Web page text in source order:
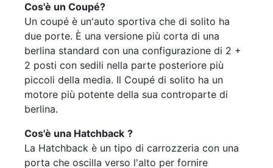
Cos'è un Coupé?
Un coupé è un'auto sportiva che di solito ha
due porte. È una versione più corta di una
berlina standard con una configurazione di 2 +
2 posti con sedili nella parte posteriore più
piccoli della media. Il Coupé di solito ha un
motore più potente della sua controparte di
berlina.
Cos'è una Hatchback ?
La Hatchback è un tipo di carrozzeria con una
porta che oscilla verso l'alto per fornire